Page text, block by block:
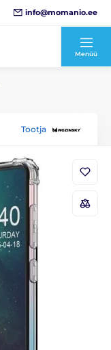
info@momanio.ee
Menüü
Tootja